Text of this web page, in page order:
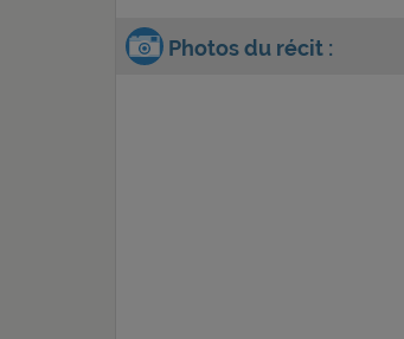
Photos du récit :